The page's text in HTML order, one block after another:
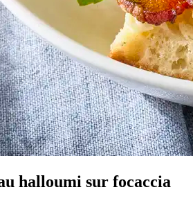
halloumi sur focaccia